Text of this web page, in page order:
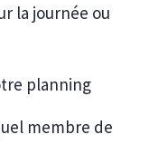
la journée ou
planning
membre de